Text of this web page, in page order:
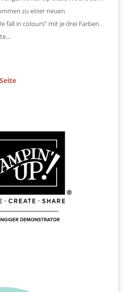
zu einer neuen
fall in colours“ mit je drei Farben.